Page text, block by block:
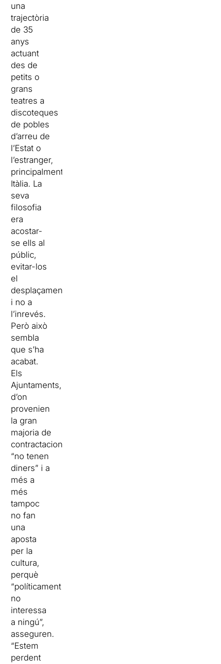
una
trajectòria
de 35
anys
actuant
des de
petits o
grans
teatres a
discoteques
de pobles
d’arreu de
l’Estat o
l’estranger,
principalment
Itàlia. La
seva
filosofia
era
acostar-
se ells al
públic,
evitar-los
el
desplaçament,
i no a
l’inrevés.
Però això
sembla
que s’ha
acabat.
Els
Ajuntaments,
d’on
provenien
la gran
majoria de
contractacions,
“no tenen
diners” i a
més a
més
tampoc
no fan
una
aposta
per la
cultura,
perquè
“políticament
no
interessa
a ningú”,
asseguren.
“Estem
perdent